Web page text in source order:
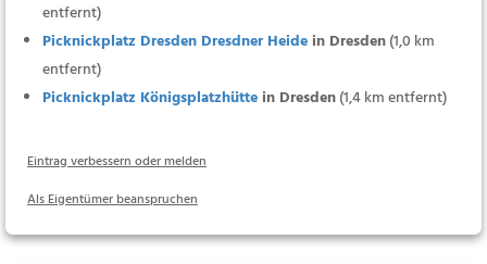
entfernt)
Picknickplatz Dresden Dresdner Heide in Dresden(1,0 km
entfernt)
Picknickplatz Königsplatzhütte in Dresden(1,4 km entfernt)
Eintrag verbessern oder melden
Als Eigentümer beanspruchen